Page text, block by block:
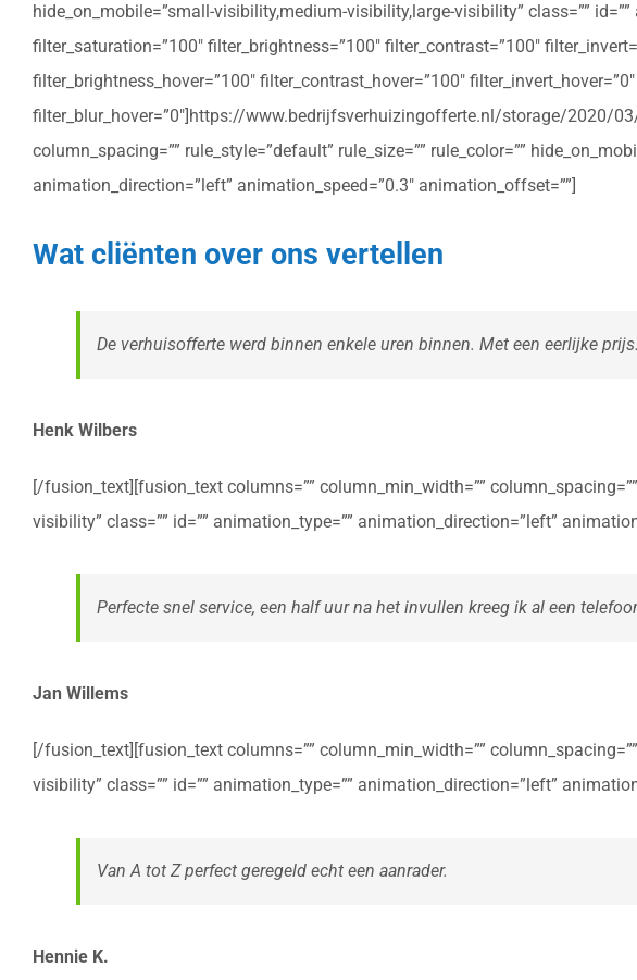
hide_on_mobile=”small-visibility,medium-visibility,large-visibility” class=””
filter_saturation=”100″ filter_brightness=”100″ filter_contrast=”100″
filter_brightness_hover=”100″ filter_contrast_hover=”100″
filter_blur_hover=”0″]https://www.bedrijfsverhuizingofferte.nl/storage/2020/
column_spacing=”” rule_style=”default” rule_size=”” rule_color=””
animation_direction=”left” animation_speed=”0.3″ animation_offset=””]
Wat cliënten over ons vertellen
De verhuisofferte werd binnen enkele uren binnen. Met een eerlijke prijs.
Henk Wilbers
[/fusion_text][fusion_text columns=”” column_min_width=””
visibility” class=”” id=”” animation_type=”” animation_direction=”left”
Perfecte snel service, een half uur na het invullen kreeg ik al een
Jan Willems
[/fusion_text][fusion_text columns=”” column_min_width=””
visibility” class=”” id=”” animation_type=”” animation_direction=”left”
Van A tot Z perfect geregeld echt een aanrader.
Hennie K.